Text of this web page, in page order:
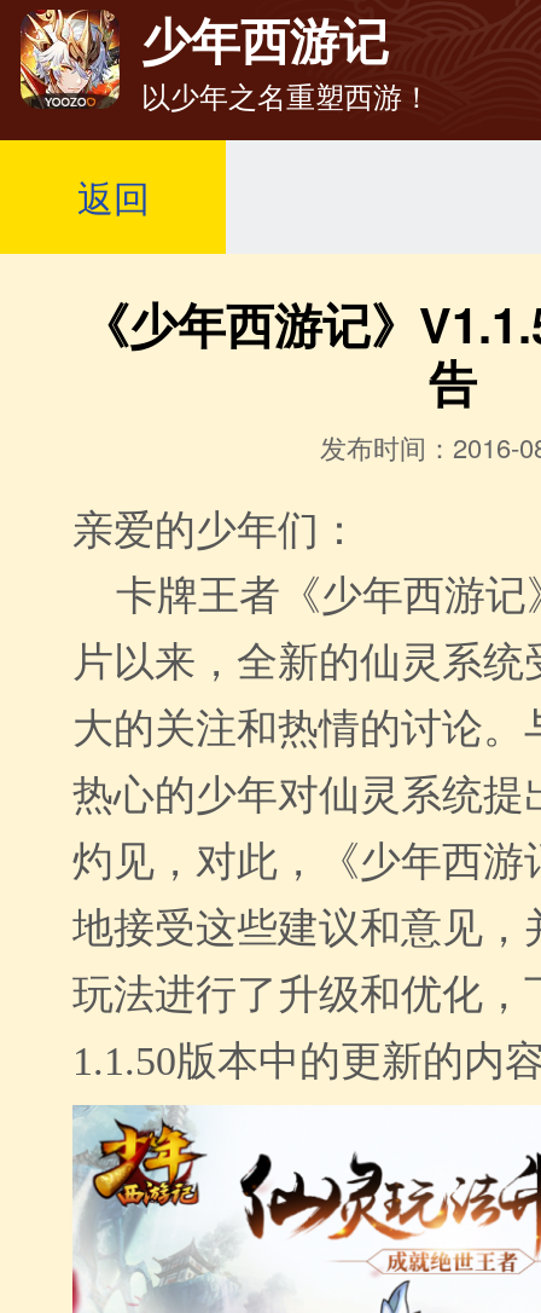
少年西游记
以少年之名重塑西游！
返回
《少年西游记》
告
发布时间：2016-
亲爱的少年们：
卡牌王者《少年西游
片以来，全新的仙灵系
大的关注和热情的讨论。
热心的少年对仙灵系统提
灼见，对此，《少年西游
地接受这些建议和意见，
玩法进行了升级和优化，
1.1.50版本中的更新的内